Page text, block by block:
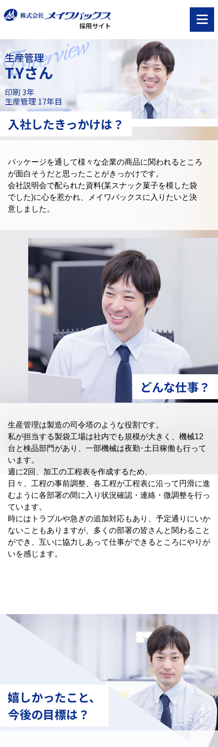
採用サイト
生産管理
T.Yさん
印刷 3年
生産管理 17年目
入社したきっかけは？
パッケージを通して様々な企業の商品に関われるところ
が面白そうだと思ったことがきっかけです。
会社説明会で配られた資料(某スナック菓子を模した袋
でした)に心を惹かれ、
メイワパックスに入りたいと決
意しました。
どんな仕事？
生産管理は製造の司令塔のような役割です。
私が担当する製袋工場は社内でも規模が大きく、機械12
台と検品部門があり、 一部機械は夜勤･土日稼働も行って
います。
週に2回、加工の工程表を作成するため、
日々、工程の事前調整、 各工程が工程表に沿って円滑に進
むように各部署の間に入り状況確認・連絡・微調整を行っ
ています。
時にはトラブルや急ぎの追加対応もあり、予定通りにいか
ないこともありますが、 多くの部署の皆さんと関わること
ができ、 互いに協力しあって仕事ができるところにやりが
いを感じます。
嬉しかったこと、
今後の目標は？